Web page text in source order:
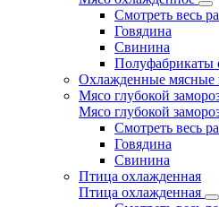
Смотреть весь
Говядина
Свинина
Полуфабрикаты
Охлажденные мясные
Мясо глубокой
Мясо глубокой
Смотреть весь
Говядина
Свинина
Птица охлажденная
Птица охлажденная